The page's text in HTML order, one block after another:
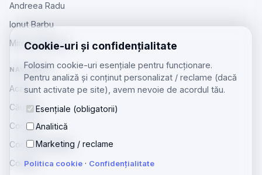
Cookie-uri și confidențialitate
Folosim cookie-uri esențiale pentru funcționare.
Pentru analiză și conținut personalizat / reclame (dacă
sunt activate pe site), avem nevoie de acordul tău.
Esențiale (obligatorii)
Analitică
Marketing / reclame
Politica cookie · Confidențialitate
Andreea Radu
Ionut Barbu
Mircea Aiftincăi
NAVIGARE
Acasă
Căutare
Contact
Confidențialitate
Cookie